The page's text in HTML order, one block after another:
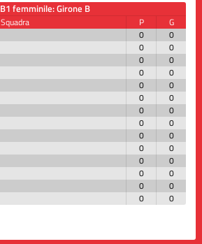
B1 femminile: Girone B
Squadra P
G
0
0
0
0
0
0
0
0
0
0
0
0
0
0
0
0
0
0
0
0
0
0
0
0
0
0
0 0